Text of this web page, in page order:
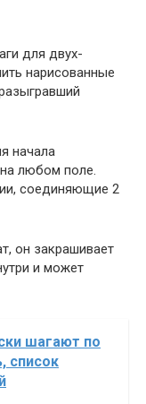
для двух-
нарисованные
начала
любом поле.
соединяющие 2
он закрашивает
и может
шагают по
список